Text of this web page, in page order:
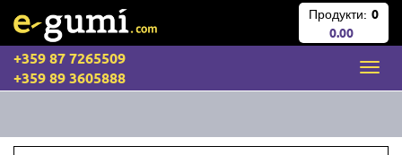
Продукти: 0
0.00
+359 87 7265509
+359 89 3605888